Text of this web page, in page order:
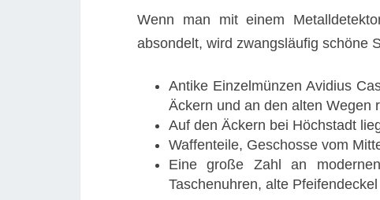
Wenn man mit einem
absondelt, wird zwangsläufig schöne
Antike Einzelmünzen Avidius
Äckern und an den alten Wegen
Auf den Äckern bei Höchstadt
Waffenteile, Geschosse vom
Eine große Zahl an
Taschenuhren, alte Pfeifendeckel